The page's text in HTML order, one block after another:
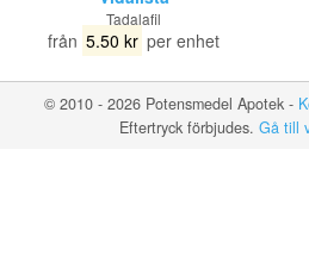
Tadalafil
från 5.50 kr per enhet
© 2010 - 2026 Potensmedel Apotek -
Eftertryck förbjudes. Gå till